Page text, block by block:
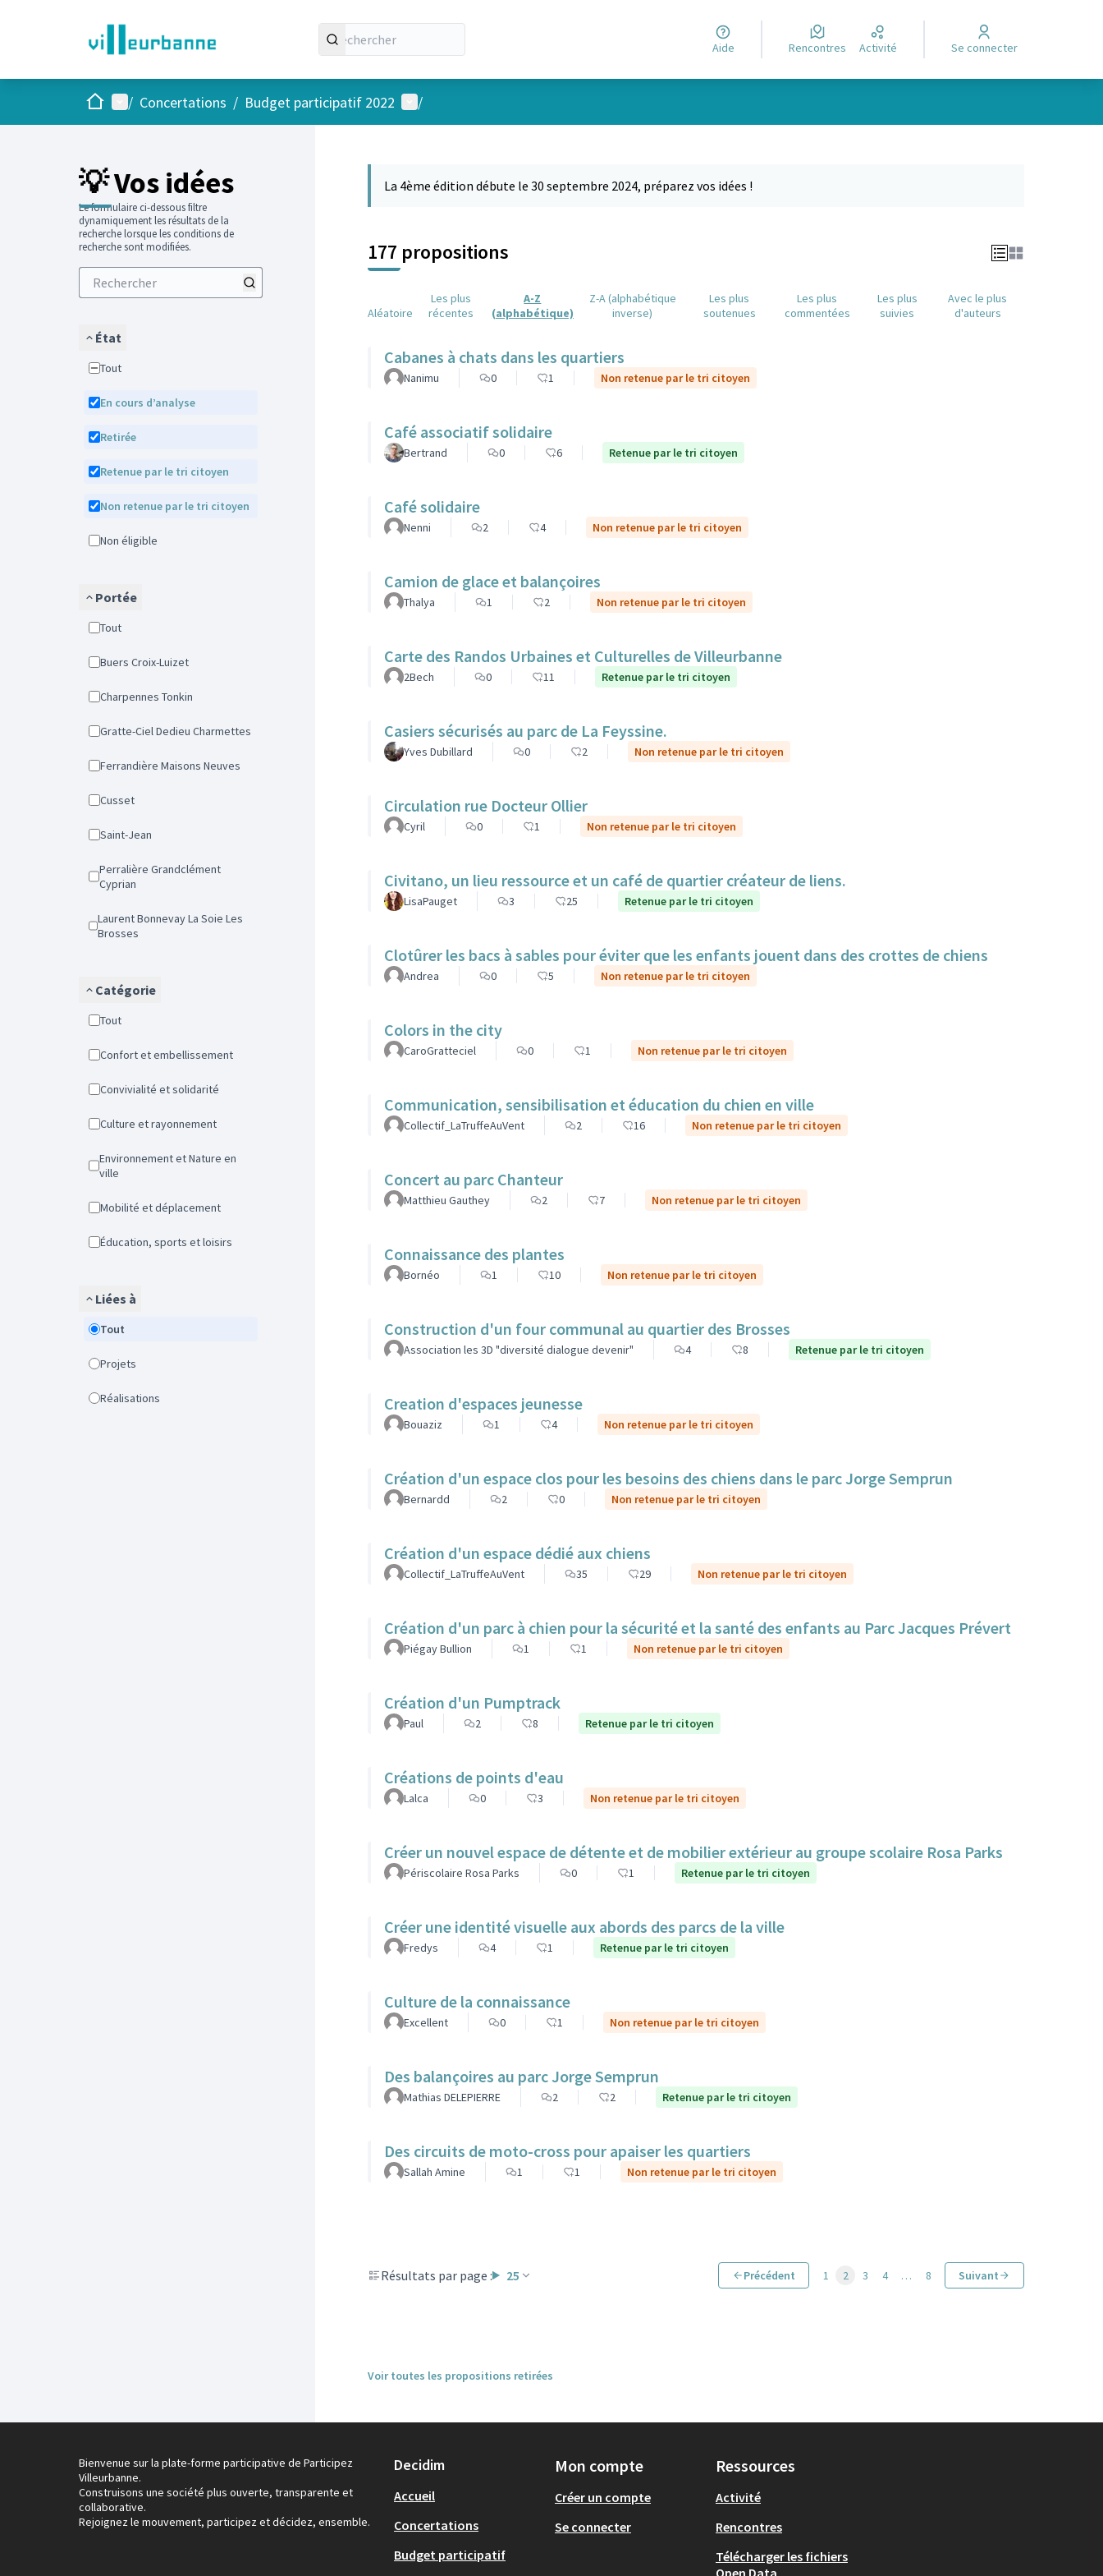
Aide Rencontres Activité Se connecter
AccueilMenu principal
/ Concertations / Budget participatif 2022 Menu utilisateur
/
💡 Vos idées
Le formulaire ci-dessous filtre
dynamiquement les résultats de la
recherche lorsque les conditions de
recherche sont modifiées.
État
Tout
En cours d’analyse
Retirée
Retenue par le tri citoyen
Non retenue par le tri citoyen
Non éligible
Portée
Tout
Buers Croix-Luizet
Charpennes Tonkin
Gratte-Ciel Dedieu Charmettes
Ferrandière Maisons Neuves
Cusset
Saint-Jean
Perralière Grandclément
Cyprian
Laurent Bonnevay La Soie Les
Brosses
Catégorie
Tout
Confort et embellissement
Convivialité et solidarité
Culture et rayonnement
Environnement et Nature en
ville
Mobilité et déplacement
Éducation, sports et loisirs
Liées à
Tout
Projets
Réalisations
La 4ème édition débute le 30 septembre 2024, préparez vos idées !
177 propositions
Aléatoire
Les plus
récentes
A-Z
(alphabétique)
Z-A (alphabétique
inverse)
Les plus
soutenues
Les plus
commentées
Les plus
suivies
Avec le plus
d'auteurs
Cabanes à chats dans les quartiers
Nanimu 0 1 Non retenue par le tri citoyen
Café associatif solidaire
Bertrand 0 6 Retenue par le tri citoyen
Café solidaire
Nenni 2 4 Non retenue par le tri citoyen
Camion de glace et balançoires
Thalya 1 2 Non retenue par le tri citoyen
Carte des Randos Urbaines et Culturelles de Villeurbanne
2Bech 0 11 Retenue par le tri citoyen
Casiers sécurisés au parc de La Feyssine.
Yves Dubillard 0 2 Non retenue par le tri citoyen
Circulation rue Docteur Ollier
Cyril 0 1 Non retenue par le tri citoyen
Civitano, un lieu ressource et un café de quartier créateur de liens.
LisaPauget 3 25 Retenue par le tri citoyen
Clotûrer les bacs à sables pour éviter que les enfants jouent dans des crottes de chiens
Andrea 0 5 Non retenue par le tri citoyen
Colors in the city
CaroGratteciel 0 1 Non retenue par le tri citoyen
Communication, sensibilisation et éducation du chien en ville
Collectif_LaTruffeAuVent 2 16 Non retenue par le tri citoyen
Concert au parc Chanteur
Matthieu Gauthey 2 7 Non retenue par le tri citoyen
Connaissance des plantes
Bornéo 1 10 Non retenue par le tri citoyen
Construction d'un four communal au quartier des Brosses
Association les 3D "diversité dialogue devenir" 4 8 Retenue par le tri citoyen
Creation d'espaces jeunesse
Bouaziz 1 4 Non retenue par le tri citoyen
Création d'un espace clos pour les besoins des chiens dans le parc Jorge Semprun
Bernardd 2 0 Non retenue par le tri citoyen
Création d'un espace dédié aux chiens
Collectif_LaTruffeAuVent 35 29 Non retenue par le tri citoyen
Création d'un parc à chien pour la sécurité et la santé des enfants au Parc Jacques Prévert
Piégay Bullion 1 1 Non retenue par le tri citoyen
Création d'un Pumptrack
Paul 2 8 Retenue par le tri citoyen
Créations de points d'eau
Lalca 0 3 Non retenue par le tri citoyen
Créer un nouvel espace de détente et de mobilier extérieur au groupe scolaire Rosa Parks
Périscolaire Rosa Parks 0 1 Retenue par le tri citoyen
Créer une identité visuelle aux abords des parcs de la ville
Fredys 4 1 Retenue par le tri citoyen
Culture de la connaissance
Excellent 0 1 Non retenue par le tri citoyen
Des balançoires au parc Jorge Semprun
Mathias DELEPIERRE 2 2 Retenue par le tri citoyen
Des circuits de moto-cross pour apaiser les quartiers
Sallah Amine 1 1 Non retenue par le tri citoyen
Résultats par page : 25 Précédent 1 2 3 4 … 8 Suivant
Voir toutes les propositions retirées
Bienvenue sur la plate-forme participative de Participez
Villeurbanne.
Construisons une société plus ouverte, transparente et
collaborative.
Rejoignez le mouvement, participez et décidez, ensemble.
Decidim
Accueil
Concertations
Budget participatif
Mon compte
Créer un compte
Se connecter
Ressources
Activité
Rencontres
Télécharger les fichiers
Open Data